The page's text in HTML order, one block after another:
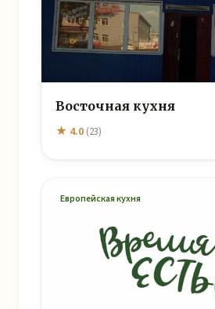
Восточная кухня
★ 4.0 (23)
Европейская кухня